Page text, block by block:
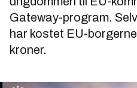
Gateway-program.
har kostet EU-
kroner.